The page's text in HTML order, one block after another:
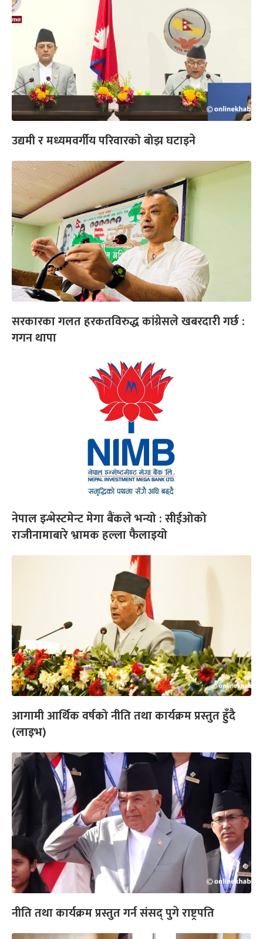
उद्यमी र मध्यमवर्गीय परिवारको बोझ घटाइने
सरकारका गलत हरकतविरुद्ध कांग्रेसले खबरदारी गर्छ :
गगन थापा
नेपाल इन्भेस्टमेन्ट मेगा बैंकले भन्यो : सीईओको
राजीनामाबारे भ्रामक हल्ला फैलाइयो
आगामी आर्थिक वर्षको नीति तथा कार्यक्रम प्रस्तुत हुँदै
(लाइभ)
नीति तथा कार्यक्रम प्रस्तुत गर्न संसद् पुगे राष्ट्रपति